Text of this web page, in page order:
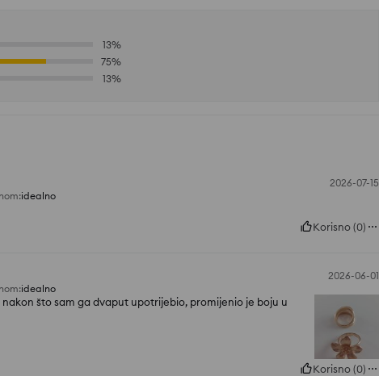
13%
75%
13%
2026-07-15
:idealno
Korisno(0)
2026-06-01
:idealno
što sam ga dvaput upotrijebio, promijenio je boju u
Korisno(0)